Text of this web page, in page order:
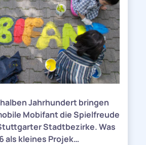
Jahrhundert bringen
Mobifant die Spielfreude
Stadtbezirke. Was
als kleines Projek…